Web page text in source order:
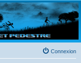
. Bonne navigation sur le site
Connexion